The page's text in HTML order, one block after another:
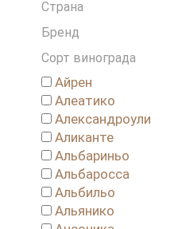
Страна
Бренд
Сорт винограда
Айрен
Алеатико
Александроули
Аликанте
Альбариньо
Альбаросса
Альбильо
Альянико